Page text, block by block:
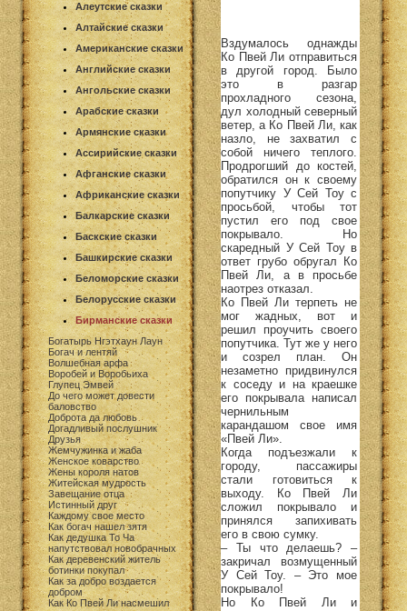
Алеутские сказки
Алтайские сказки
Американские сказки
Английские сказки
Ангольские сказки
Арабские сказки
Армянские сказки
Ассирийские сказки
Афганские сказки
Африканские сказки
Балкарские сказки
Баскские сказки
Башкирские сказки
Беломорские сказки
Белорусские сказки
Бирманские сказки
Богатырь Нгэтхаун Лаун
Богач и лентяй
Волшебная арфа
Воробей и Воробьиха
Глупец Эмвей
До чего может довести
баловство
Доброта да любовь
Догадливый послушник
Друзья
Жемчужинка и жаба
Женское коварство
Жены короля натов
Житейская мудрость
Завещание отца
Истинный друг
Каждому свое место
Как богач нашел зятя
Как дедушка То Ча
напутствовал новобрачных
Как деревенский житель
ботинки покупал
Как за добро воздается
добром
Как Ко Пвей Ли насмешил
Вздумалось однажды
Ко Пвей Ли отправиться
в другой город. Было
это в разгар
прохладного сезона,
дул холодный северный
ветер, а Ко Пвей Ли, как
назло, не захватил с
собой ничего теплого.
Продрогший до костей,
обратился он к своему
попутчику У Сей Тоу с
просьбой, чтобы тот
пустил его под свое
покрывало. Но
скаредный У Сей Тоу в
ответ грубо обругал Ко
Пвей Ли, а в просьбе
наотрез отказал.
Ко Пвей Ли терпеть не
мог жадных, вот и
решил проучить своего
попутчика. Тут же у него
и созрел план. Он
незаметно придвинулся
к соседу и на краешке
его покрывала написал
чернильным
карандашом свое имя
«Пвей Ли».
Когда подъезжали к
городу, пассажиры
стали готовиться к
выходу. Ко Пвей Ли
сложил покрывало и
принялся запихивать
его в свою сумку.
– Ты что делаешь? –
закричал возмущенный
У Сей Тоу. – Это мое
покрывало!
Но Ко Пвей Ли и